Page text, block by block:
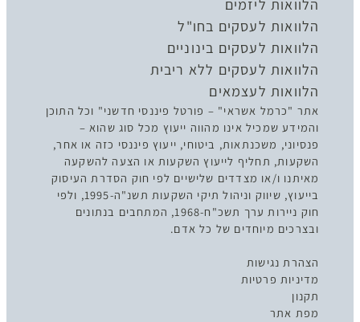
הלוואות ליזמים
הלוואות לעסקים בחו"ל
הלוואות לעסקים בינוניים
הלוואות לעסקים ללא ריבית
הלוואות לעצמאים
אתר "כרמל אשראי" – פורטל פיננסי חדשני" וכל התוכן
והמידע שמכיל אינו מהווה ייעוץ מכל סוג שהוא –
פנסיוני, משכנתאות, ביטוחי, ייעוץ פיננסי כזה או אחר,
השקעות, תחליף לייעוץ השקעות או הצעה להשקעה
מאיתנו ו/או מצדדים שלישיים לפי חוק הסדרת העיסוק
בייעוץ, שיווק וניהול תיקי השקעות תשנ"ה-1995, ולפי
חוק ניירות ערך תשכ"ח-1968, המתחבים בנתונים
ובצרכים מיוחדים של כל אדם.
הצהרת נגישות
מדיניות פרטיות
תקנון
מפת אתר